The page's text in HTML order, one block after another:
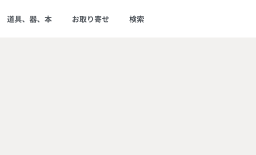
道具、器、本 お取り寄せ 検索